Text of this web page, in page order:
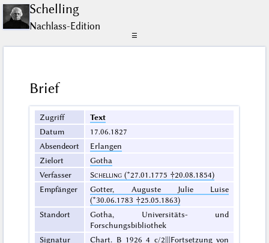
Schelling
Nachlass-Edition
☰
Brief
Zugriff
Text
Datum
17.06.1827
Absendeort
Erlangen
Zielort
Gotha
Verfasser
Schelling (*27.01.1775 †20.08.1854)
Empfänger
Gotter, Auguste Julie Luise
(*30.06.1783 †25.05.1863)
Standort
Gotha, Universitäts- und
Forschungsbibliothek
Signatur
Chart. B 1926 4 c/2|||Fortsetzung von